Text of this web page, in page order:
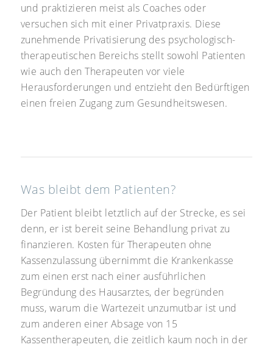
und praktizieren meist als Coaches oder
versuchen sich mit einer Privatpraxis. Diese
zunehmende Privatisierung des psychologisch-
therapeutischen Bereichs stellt sowohl Patienten
wie auch den Therapeuten vor viele
Herausforderungen und entzieht den Bedürftigen
einen freien Zugang zum Gesundheitswesen.
Was bleibt dem Patienten?
Der Patient bleibt letztlich auf der Strecke, es sei
denn, er ist bereit seine Behandlung privat zu
finanzieren. Kosten für Therapeuten ohne
Kassenzulassung übernimmt die Krankenkasse
zum einen erst nach einer ausführlichen
Begründung des Hausarztes, der begründen
muss, warum die Wartezeit unzumutbar ist und
zum anderen einer Absage von 15
Kassentherapeuten, die zeitlich kaum noch in der